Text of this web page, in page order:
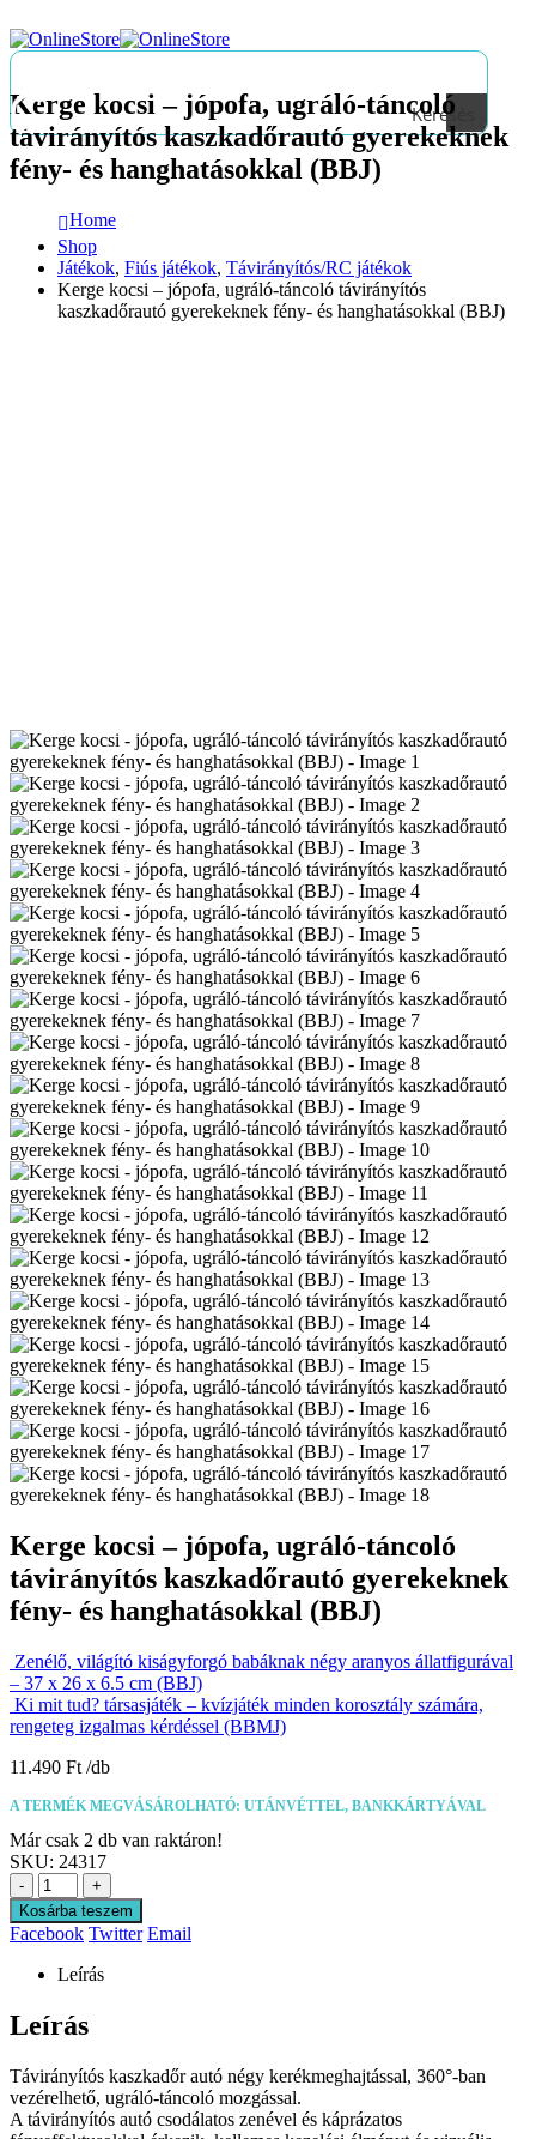
Keresés
Kerge kocsi – jópofa, ugráló-táncoló
távirányítós kaszkadőrautó gyerekeknek
fény- és hanghatásokkal (BBJ)
Home
Shop
Játékok, Fiús játékok, Távirányítós/RC játékok
Kerge kocsi – jópofa, ugráló-táncoló távirányítós
kaszkadőrautó gyerekeknek fény- és hanghatásokkal (BBJ)
Kerge kocsi – jópofa, ugráló-táncoló
távirányítós kaszkadőrautó gyerekeknek
fény- és hanghatásokkal (BBJ)
Zenélő, világító kiságyforgó babáknak négy aranyos állatfigurával
– 37 x 26 x 6.5 cm (BBJ)
Ki mit tud? társasjáték – kvízjáték minden korosztály számára,
rengeteg izgalmas kérdéssel (BBMJ)
11.490 Ft
A TERMÉK MEGVÁSÁROLHATÓ: UTÁNVÉTTEL, BANKKÁRTYÁVAL
Már csak 2 db van raktáron!
SKU: 24317
-
+
Kosárba teszem
Facebook Twitter Email
Leírás
Leírás
Távirányítós kaszkadőr autó négy kerékmeghajtással, 360°-ban
vezérelhető, ugráló-táncoló mozgással.
A távirányítós autó csodálatos zenével és káprázatos